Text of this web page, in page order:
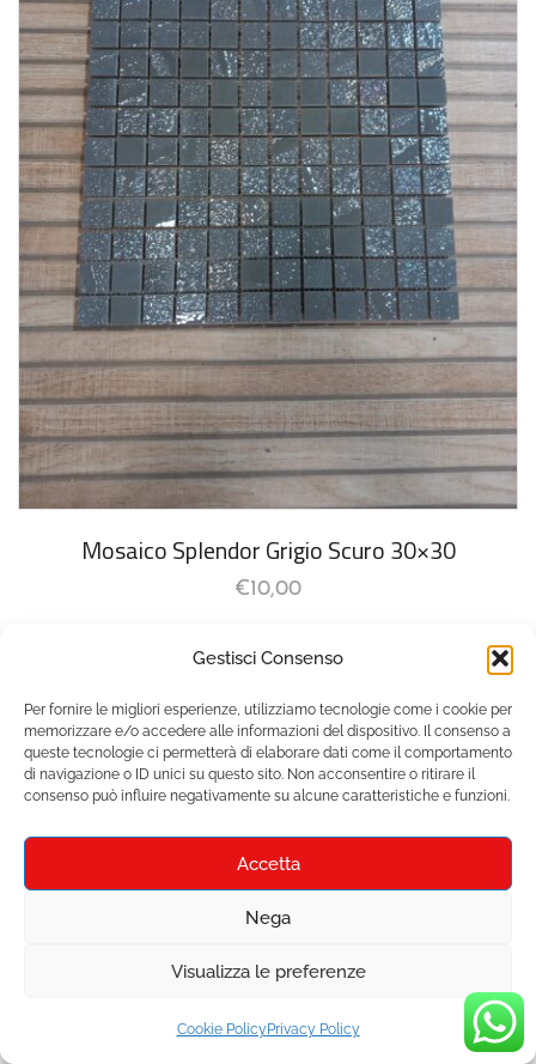
Gestisci Consenso
Per fornire le migliori esperienze, utilizziamo tecnologie come i cookie per
memorizzare e/o accedere alle informazioni del dispositivo. Il consenso a
queste tecnologie ci permetterà di elaborare dati come il comportamento
di navigazione o ID unici su questo sito. Non acconsentire o ritirare il
consenso può influire negativamente su alcune caratteristiche e funzioni.
Accetta
Nega
Visualizza le preferenze
Cookie Policy Privacy Policy
Mosaico Splendor Grigio Scuro 30×30
€10,00
1 2
CATEGORIE PRODOTTO